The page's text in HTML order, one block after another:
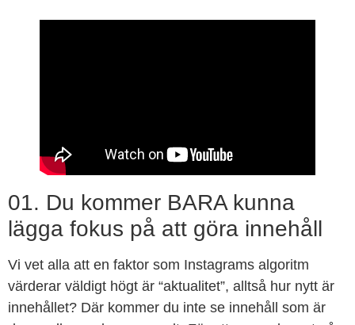
01. Du kommer BARA kunna
lägga fokus på att göra innehåll
Vi vet alla att en faktor som Instagrams algoritm
värderar väldigt högt är “aktualitet”, alltså hur nytt är
innehållet? Där kommer du inte se innehåll som är